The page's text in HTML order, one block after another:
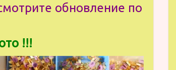
обновление по
!!!